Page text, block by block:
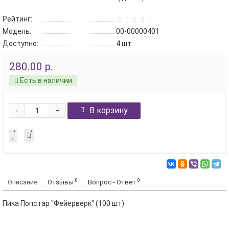
Рейтинг:
Модель:
00-00000401
Доступно:
4шт.
280.00 р.
Есть в наличии
+
- В корзину
Описание Отзывы 0 Вопрос - Ответ 0
Пика Попстар "Фейерверк" (100 шт)